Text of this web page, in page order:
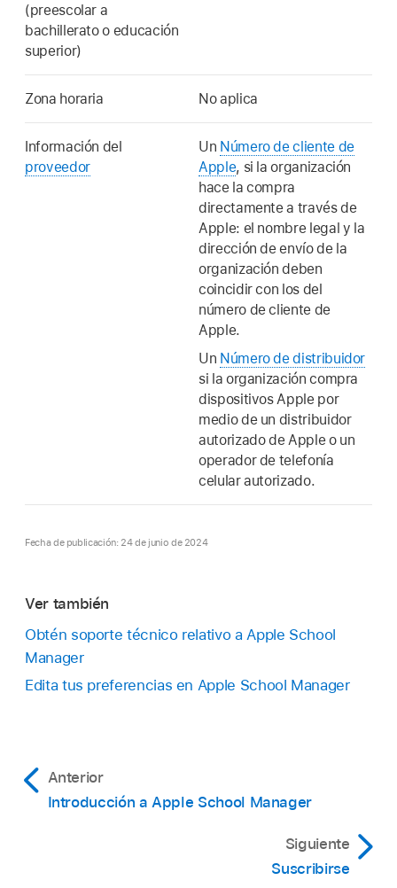
(preescolar a
bachillerato o educación
superior)
Zona horaria No aplica
Información del
proveedor
Un Número de cliente de
Apple, si la organización
hace la compra
directamente a través de
Apple: el nombre legal y la
dirección de envío de la
organización deben
coincidir con los del
número de cliente de
Apple.
Un Número de distribuidor
si la organización compra
dispositivos Apple por
medio de un distribuidor
autorizado de Apple o un
operador de telefonía
celular autorizado.
Fecha de publicación: 24 de junio de 2024
Ver también
Obtén soporte técnico relativo a Apple School
Manager
Edita tus preferencias en Apple School Manager
Anterior
Introducción a Apple School Manager
Siguiente
Suscribirse